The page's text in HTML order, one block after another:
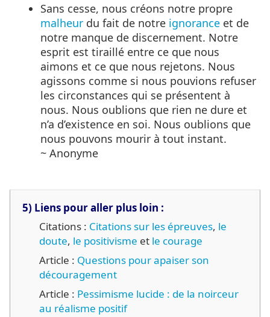
Sans cesse, nous créons notre propre
malheur du fait de notre ignorance et de
notre manque de discernement. Notre
esprit est tiraillé entre ce que nous
aimons et ce que nous rejetons. Nous
agissons comme si nous pouvions refuser
les circonstances qui se présentent à
nous. Nous oublions que rien ne dure et
n’a d’existence en soi. Nous oublions que
nous pouvons mourir à tout instant.
~ Anonyme
5) Liens pour aller plus loin :
Citations : Citations sur les épreuves, le
doute, le positivisme et le courage
Article : Questions pour apaiser son
découragement
Article : Pessimisme lucide : de la noirceur
au réalisme positif